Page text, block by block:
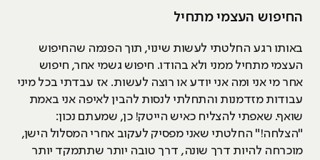
החיפוש העצמי מתחיל
באותו רגע החלטתי לעשות שינוי, תוך הפנמה שהחיפוש
העצמי מתחיל ממני ולא בהודו. חיפוש גשמי אחר, חיפוש
אחר מי אני ומה אני יודע או רוצה לעשות. אז עבדתי בכל מיני
עבודות מזדמנות והתחלתי לנסות להבין לאיפה אני באמת
שואף. שאפתי להצליח כאיש הייטק! כן, שמעתם נכון:
"הצלחה!" החלטתי שאני מפסיק לעקוב אחרי המסלול הישן,
מוכרחה להיות דרך שונה, דרך טובה יותר שתתמקד יותר